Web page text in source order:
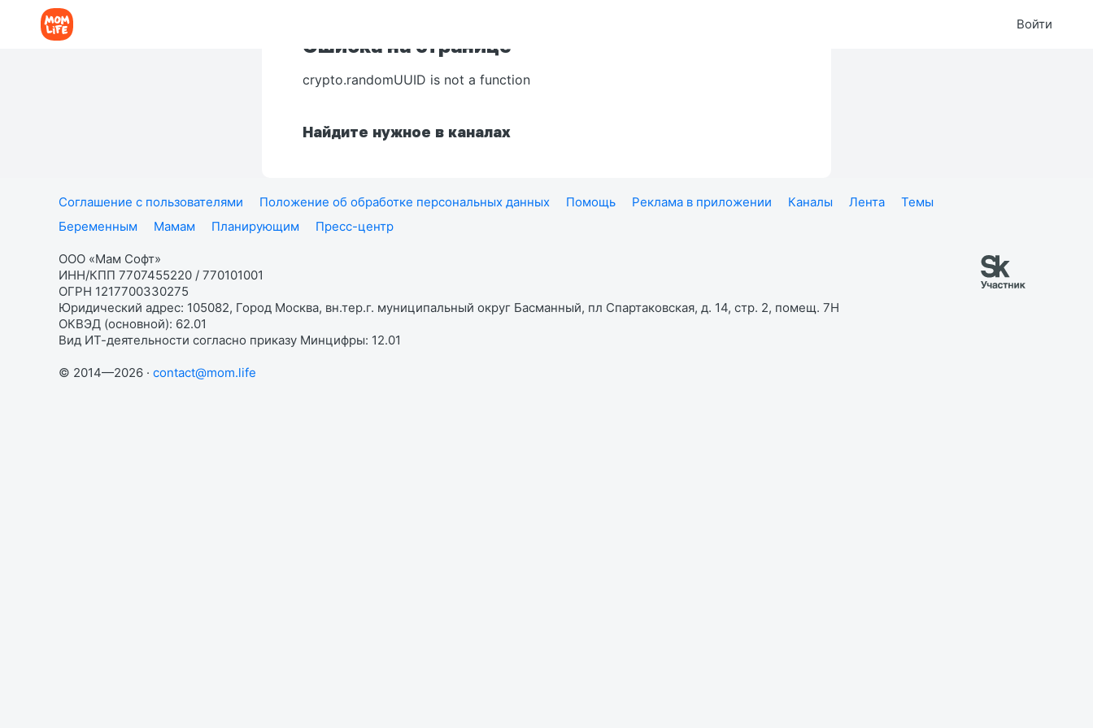
Войти
Ошибка на странице
crypto.randomUUID is not a function
Найдите нужное в каналах
Соглашение с пользователями Положение об обработке персональных данных Помощь Реклама в приложении Каналы Лента
Темы
Беременным
Мамам Планирующим Пресс-центр
ООО «Мам Софт»
ИНН/КПП 7707455220 / 770101001
ОГРН 1217700330275
Юридический адрес: 105082, Город Москва, вн.тер.г. муниципальный округ Басманный, пл Спартаковская, д. 14, стр. 2, помещ. 7Н
ОКВЭД (основной): 62.01
Вид ИТ-деятельности согласно приказу Минцифры: 12.01
© 2014—2026 · contact@mom.life